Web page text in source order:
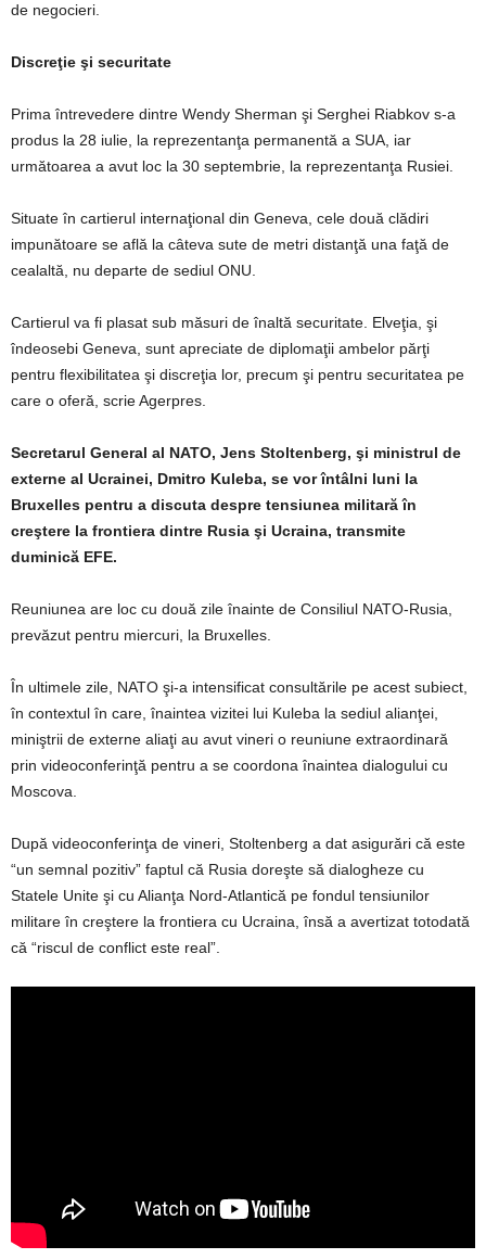
de negocieri.
Discreţie şi securitate
Prima întrevedere dintre Wendy Sherman şi Serghei Riabkov s-a
produs la 28 iulie, la reprezentanţa permanentă a SUA, iar
următoarea a avut loc la 30 septembrie, la reprezentanţa Rusiei.
Situate în cartierul internaţional din Geneva, cele două clădiri
impunătoare se află la câteva sute de metri distanţă una faţă de
cealaltă, nu departe de sediul ONU.
Cartierul va fi plasat sub măsuri de înaltă securitate. Elveţia, şi
îndeosebi Geneva, sunt apreciate de diplomaţii ambelor părţi
pentru flexibilitatea şi discreţia lor, precum şi pentru securitatea pe
care o oferă, scrie Agerpres.
Secretarul General al NATO, Jens Stoltenberg, şi ministrul de
externe al Ucrainei, Dmitro Kuleba, se vor întâlni luni la
Bruxelles pentru a discuta despre tensiunea militară în
creştere la frontiera dintre Rusia şi Ucraina, transmite
duminică EFE.
Reuniunea are loc cu două zile înainte de Consiliul NATO-Rusia,
prevăzut pentru miercuri, la Bruxelles.
În ultimele zile, NATO şi-a intensificat consultările pe acest subiect,
în contextul în care, înaintea vizitei lui Kuleba la sediul alianţei,
miniştrii de externe aliaţi au avut vineri o reuniune extraordinară
prin videoconferinţă pentru a se coordona înaintea dialogului cu
Moscova.
După videoconferinţa de vineri, Stoltenberg a dat asigurări că este
“un semnal pozitiv” faptul că Rusia doreşte să dialogheze cu
Statele Unite şi cu Alianţa Nord-Atlantică pe fondul tensiunilor
militare în creştere la frontiera cu Ucraina, însă a avertizat totodată
că “riscul de conflict este real”.